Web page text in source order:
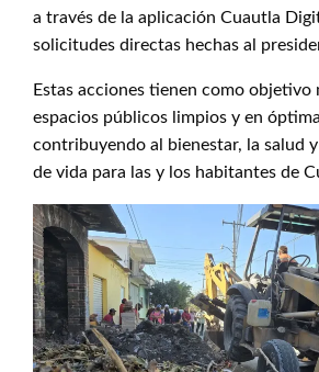
a través de la aplicación Cuautla
solicitudes directas hechas al
Estas acciones tienen como objetivo
espacios públicos limpios y en
contribuyendo al bienestar, la salud
de vida para las y los habitantes de